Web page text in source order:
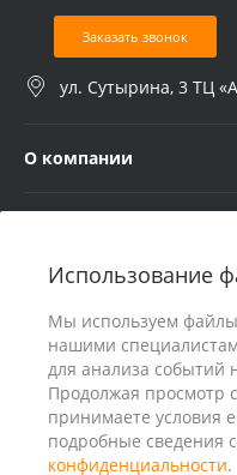
Использование
Мы используем
нашими
для анализа событий
Продолжая просмотр
принимаете условия
подробные сведения
конфиденциальности.
Заказать звонок
ул. Сутырина, 3 ТЦ
О компании